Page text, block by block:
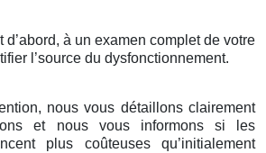
d’abord, à un examen complet de votre
l’source du dysfonctionnement.
nous vous détaillons clairement
et nous vous informons si les
plus coûteuses qu’initialement